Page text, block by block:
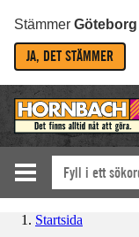
Stämmer Göteborg
JA, DET STÄMMER
Startsida